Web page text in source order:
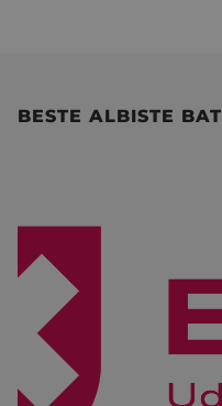
BESTE ALBISTE